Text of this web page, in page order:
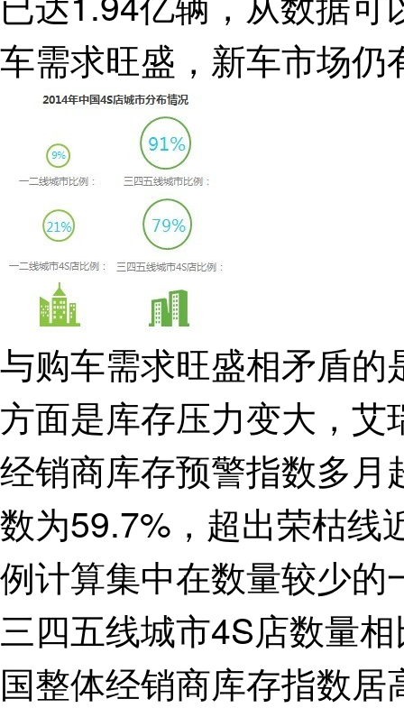
车需求旺盛，新车市场仍
与购车需求旺盛相矛盾的
方面是库存压力变大，
经销商库存预警指数多
数为59.7%，超出荣枯线
例计算集中在数量较少
三四五线城市4S店数量
国整体经销商库存指数